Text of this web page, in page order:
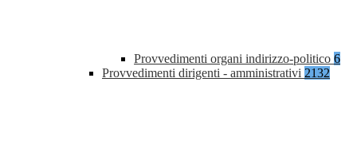
Provvedimenti organi indirizzo-politico 6
Provvedimenti dirigenti - amministrativi 2132